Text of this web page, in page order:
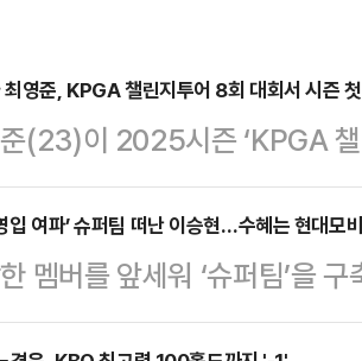
최영준, KPGA 챌린지투어 8회 대회서 시즌
(23)이 2025시즌 ‘KPGA
만원)’에서 시즌 첫 승을
합천 소재 아델스코트CC 마
대회 첫째 날 버디 6개와 더
리했다.대회 최종일 최영준
입 여파’ 슈퍼팀 떠난 이승현…수혜는 현대모
멤버를 앞세워 ‘슈퍼팀’을
부산 KCC이지스는 이승현과